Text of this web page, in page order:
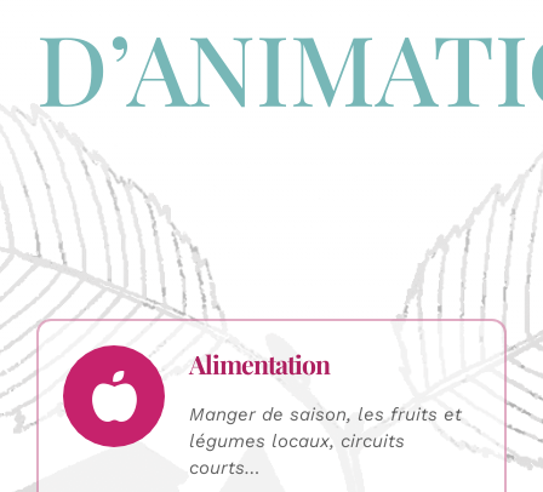
Alimentation
Manger de saison, les fruits et
légumes locaux, circuits
courts…